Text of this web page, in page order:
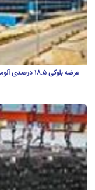
عرضه بلوکی ۱۸.۵ درصدی آلومینا توسط بانک رفاه کارگران